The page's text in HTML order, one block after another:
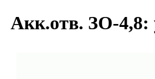
Акк.отв. ЗО-4,8: